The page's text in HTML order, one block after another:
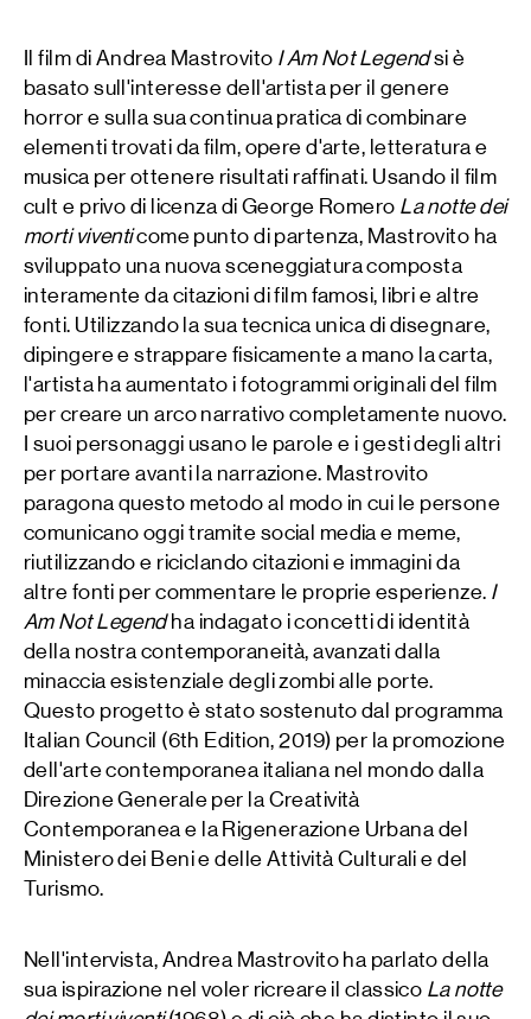
Il film di Andrea Mastrovito I Am Not Legendsi è
basato sull'interesse dell'artista per il genere
horror e sulla sua continua pratica di combinare
elementi trovati da film, opere d'arte, letteratura e
musica per ottenere risultati raffinati. Usando il film
cult e privo di licenza di George Romero La notte dei
morti viventicome punto di partenza, Mastrovito ha
sviluppato una nuova sceneggiatura composta
interamente da citazioni di film famosi, libri e altre
fonti. Utilizzando la sua tecnica unica di disegnare,
dipingere e strappare fisicamente a mano la carta,
l'artista ha aumentato i fotogrammi originali del film
per creare un arco narrativo completamente nuovo.
I suoi personaggi usano le parole e i gesti degli altri
per portare avanti la narrazione. Mastrovito
paragona questo metodo al modo in cui le persone
comunicano oggi tramite social media e meme,
riutilizzando e riciclando citazioni e immagini da
altre fonti per commentare le proprie esperienze. I
Am Not Legendha indagato i concetti di identità
della nostra contemporaneità, avanzati dalla
minaccia esistenziale degli zombi alle porte.
Questo progetto è stato sostenuto dal programma
Italian Council (6th Edition, 2019) per la promozione
dell'arte contemporanea italiana nel mondo dalla
Direzione Generale per la Creatività
Contemporanea e la Rigenerazione Urbana del
Ministero dei Beni e delle Attività Culturali e del
Turismo.
Nell'intervista, Andrea Mastrovito ha parlato della
sua ispirazione nel voler ricreare il classico La notte